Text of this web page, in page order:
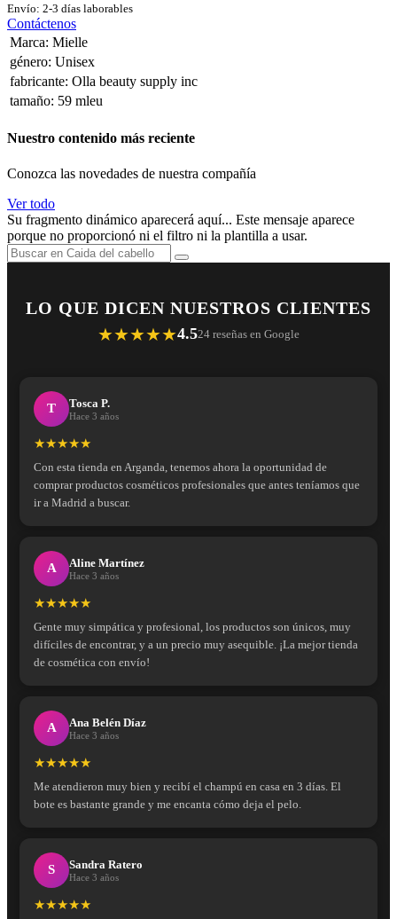
Envío: 2-3 días laborables
Contáctenos
Marca: Mielle
género: Unisex
fabricante: Olla beauty supply inc
tamaño: 59 mleu
Nuestro contenido más reciente
Conozca las novedades de nuestra compañía
Ver todo
Su fragmento dinámico aparecerá aquí... Este mensaje aparece
porque no proporcionó ni el filtro ni la plantilla a usar.
LO QUE DICEN NUESTROS CLIENTES
★★★★★4.524 reseñas en Google
T Tosca P.
Hace 3 años
★★★★★
Con esta tienda en Arganda, tenemos ahora la oportunidad de
comprar productos cosméticos profesionales que antes teníamos que
ir a Madrid a buscar.
A Aline Martínez
Hace 3 años
★★★★★
Gente muy simpática y profesional, los productos son únicos, muy
difíciles de encontrar, y a un precio muy asequible. ¡La mejor tienda
de cosmética con envío!
A Ana Belén Díaz
Hace 3 años
★★★★★
Me atendieron muy bien y recibí el champú en casa en 3 días. El
bote es bastante grande y me encanta cómo deja el pelo.
S Sandra Ratero
Hace 3 años
★★★★★